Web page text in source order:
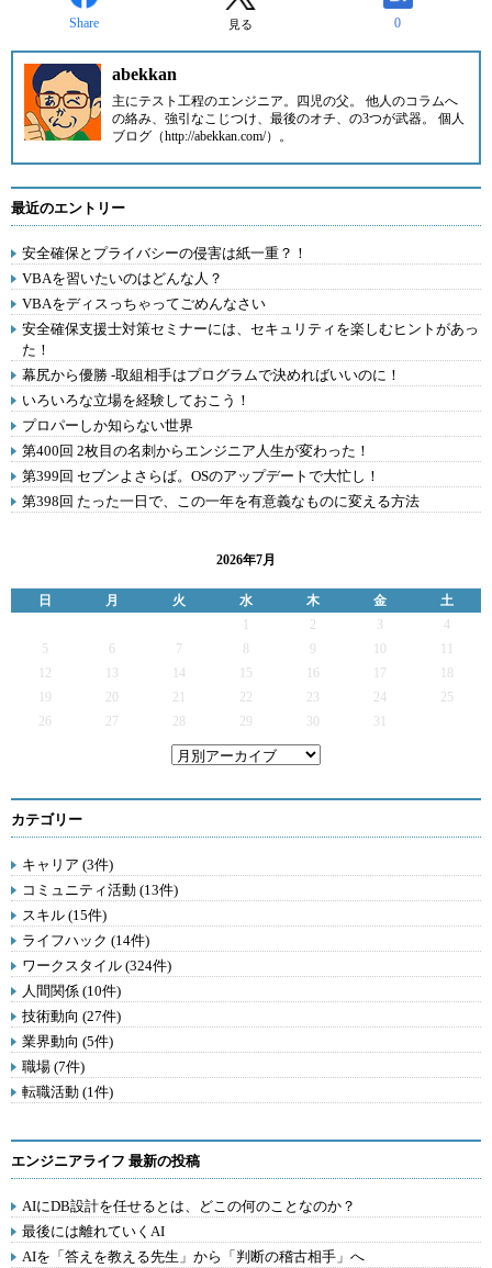
Share 見る 0
abekkan
主にテスト工程のエンジニア。四児の父。 他人のコラムへ
の絡み、強引なこじつけ、最後のオチ、の3つが武器。 個人
ブログ（http://abekkan.com/）。
最近のエントリー
安全確保とプライバシーの侵害は紙一重？！
VBAを習いたいのはどんな人？
VBAをディスっちゃってごめんなさい
安全確保支援士対策セミナーには、セキュリティを楽しむヒントがあっ
た！
幕尻から優勝 -取組相手はプログラムで決めればいいのに！
いろいろな立場を経験しておこう！
プロパーしか知らない世界
第400回 2枚目の名刺からエンジニア人生が変わった！
第399回 セブンよさらば。OSのアップデートで大忙し！
第398回 たった一日で、この一年を有意義なものに変える方法
2026年7月
日 月 火 水 木 金
土
2 3
4
5
6 7 9
12
13 14 15 16 17
19
20 21 22 23 24
25
26
27 28 29 30 31
カテゴリー
キャリア (3件)
コミュニティ活動 (13件)
スキル (15件)
ライフハック (14件)
ワークスタイル (324件)
人間関係 (10件)
技術動向 (27件)
業界動向 (5件)
職場 (7件)
転職活動 (1件)
エンジニアライフ 最新の投稿
AIにDB設計を任せるとは、どこの何のことなのか？
最後には離れていくAI
AIを「答えを教える先生」から「判断の稽古相手」へ